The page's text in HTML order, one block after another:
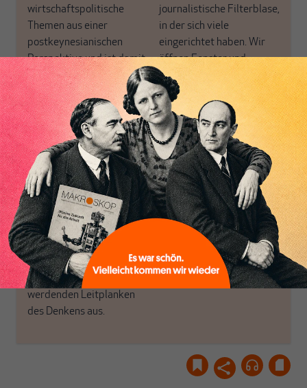
Inhaltsverzeichnis
wirtschaftspolitische
Themen aus einer
postkeynesianischen
Perspektive und ist damit
in Deutschland einzigartig.
MAKROSKOP steht für
das große Ganze. Wir
haben einen Blick auf
Geld, Wirtschaft und
Politik, den Sie so
woanders nicht finden.
Dabei leben wir von
unseren Autoren, ihren
Recherchen, ihrem Wissen
und ihrem Enthusiasmus.
Gemeinsam scheren wir
aus den schmaler
werdenden Leitplanken
des Denkens aus.
journalistische Filterblase,
in der sich viele
eingerichtet haben. Wir
öffnen Fenster und
bringen frische Luft in die
engen und verstaubten
Debattenräume.
Brauchen Sie auch frische
Luft? Dann folgen Sie
einfach dem Button.
ABONNIEREN SIE
MAKROSKOP
Schon Abonnent? Dann